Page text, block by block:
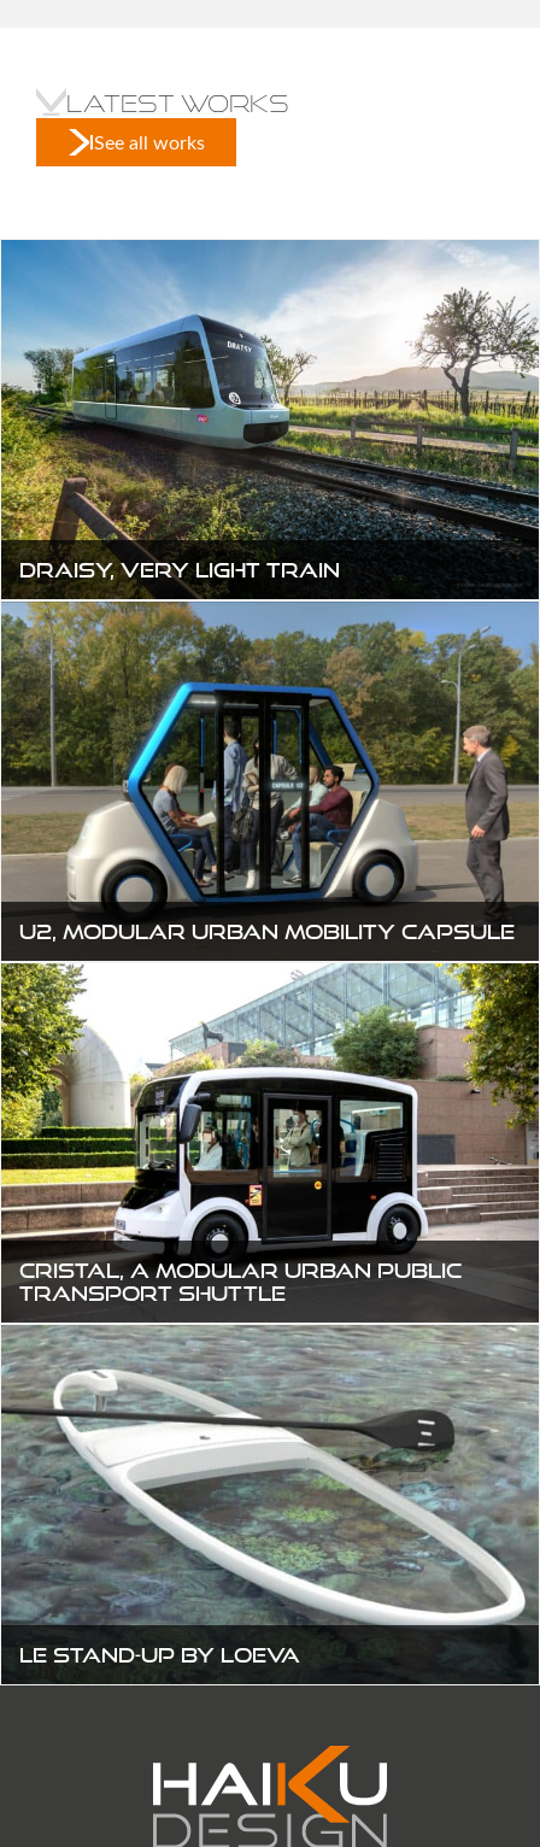
Latest works
See all works
DRAISY, very light train
U2, modular urban mobility capsule
CRISTAL, a modular urban public
transport shuttle
Le Stand-Up by LOEVA